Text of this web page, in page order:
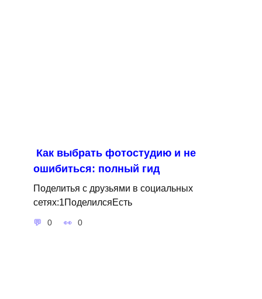
Как выбрать фотостудию и не
ошибиться: полный гид
Поделитья с друзьями в социальных
сетях:1ПоделилсяЕсть
0 0